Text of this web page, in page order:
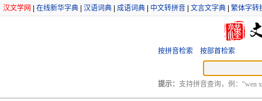
汉文学网 在线新华字典 汉语词典 成语词典 中文转拼音 文言文字典 繁体字转
按拼音检索 按部首检索
提示： 支持拼音查询，例：“wen